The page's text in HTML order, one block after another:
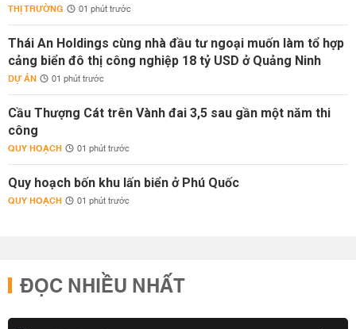
THỊ TRƯỜNG 01 phút trước
Thái An Holdings cùng nhà đầu tư ngoại muốn làm tổ hợp
cảng biển đô thị công nghiệp 18 tỷ USD ở Quảng Ninh
DỰ ÁN 01 phút trước
Cầu Thượng Cát trên Vành đai 3,5 sau gần một năm thi
công
QUY HOẠCH 01 phút trước
Quy hoạch bốn khu lấn biển ở Phú Quốc
QUY HOẠCH 01 phút trước
ĐỌC NHIỀU NHẤT